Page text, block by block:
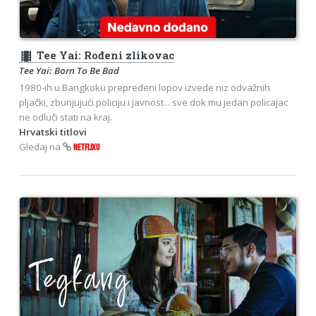
theaters Tee Yai: Rođeni zlikovac
Tee Yai: Born To Be Bad
1980-ih u Bangkoku prepredeni lopov izvede niz odvažnih
pljački, zbunjujući policiju i javnost... sve dok mu jedan policajac
ne odluči stati na kraj.
Hrvatski titlovi
Gledaj na
NETFLIXU